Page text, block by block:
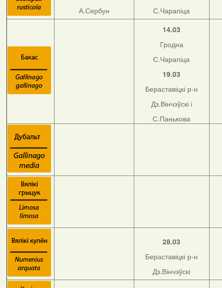
А.Сербун
С.Чарапіца
14.03
Гродна
С.Чарапіца
19.03
Бераставіцкі р-н
Дз.Вінчэўскі і
С.Панькова
28.03
Бераставіцкі р-н
Дз.Вінчэўскі